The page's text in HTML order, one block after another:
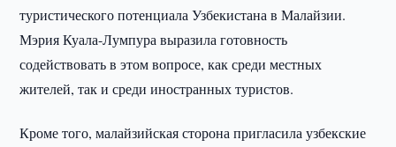
туристического потенциала Узбекистана в Малайзии.
Мэрия Куала-Лумпура выразила готовность
содействовать в этом вопросе, как среди местных
жителей, так и среди иностранных туристов.
Кроме того, малайзийская сторона пригласила узбекские